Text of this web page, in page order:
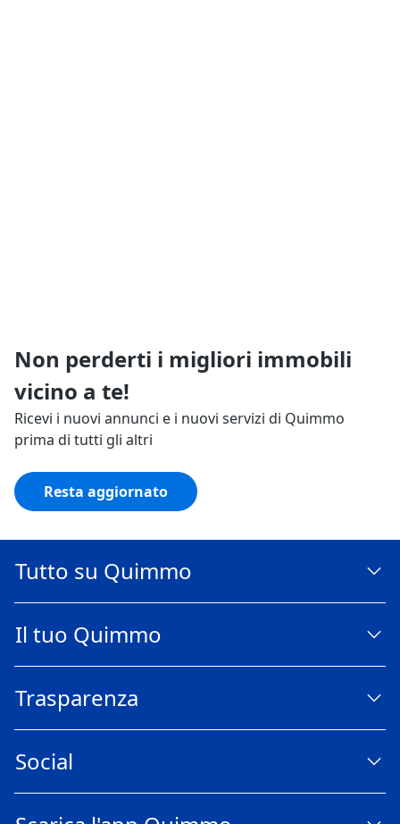
Non perderti i migliori immobili
vicino a te!
Ricevi i nuovi annunci e i nuovi servizi di Quimmo
prima di tutti gli altri
Resta aggiornato
Tutto su Quimmo
Il tuo Quimmo
Trasparenza
Social